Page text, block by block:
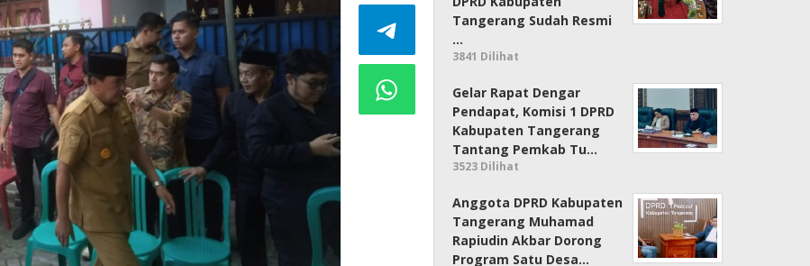
Tangerang Sudah Resmi
…
3841 Dilihat
Gelar Rapat Dengar
Pendapat, Komisi 1 DPRD
Kabupaten Tangerang
Tantang Pemkab Tu…
3523 Dilihat
Anggota DPRD Kabupaten
Tangerang Muhamad
Rapiudin Akbar Dorong
Program Satu Desa…